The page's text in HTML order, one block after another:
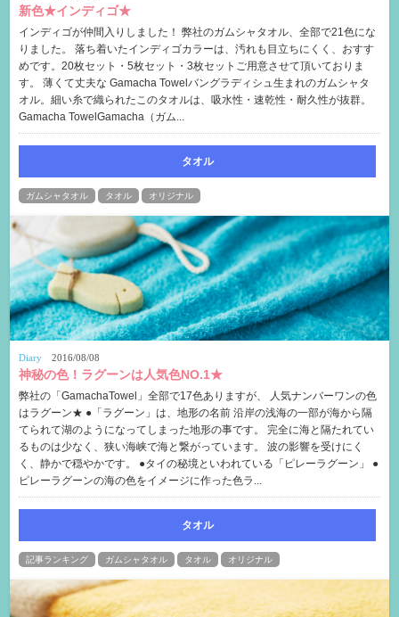
新色★インディゴ★
インディゴが仲間入りしました！ 弊社のガムシャタオル、全部で21色にな
りました。 落ち着いたインディゴカラーは、汚れも目立ちにくく、おすす
めです。20枚セット・5枚セット・3枚セットご用意させて頂いておりま
す。 薄くて丈夫な Gamacha Towelバングラディシュ生まれのガムシャタ
オル。細い糸で織られたこのタオルは、吸水性・速乾性・耐久性が抜群。
Gamacha TowelGamacha（ガム...
タオル
ガムシャタオル タオル オリジナル
Diary 2016/08/08
神秘の色！ラグーンは人気色NO.1★
弊社の「GamachaTowel」全部で17色ありますが、 人気ナンバーワンの色
はラグーン★ ●「ラグーン」は、地形の名前 沿岸の浅海の一部が海から隔
てられて湖のようになってしまった地形の事です。 完全に海と隔たれてい
るものは少なく、狭い海峡で海と繋がっています。 波の影響を受けにく
く、静かで穏やかです。 ●タイの秘境といわれている「ピレーラグーン」 ●
ピレーラグーンの海の色をイメージに作った色ラ...
タオル
記事ランキング ガムシャタオル タオル オリジナル